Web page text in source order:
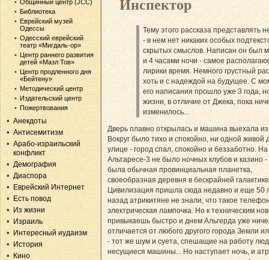
Общинный центр (JCC)
Библиотека
Еврейский музей
Одессы
Одесский еврейский
театр «Мигдаль-ор»
Центр раннего развития
детей «Мазл Тов»
Центр продленного дня
«Бейтену»
Методический центр
Издательский центр
Пожертвования
Анекдоты
Антисемитизм
Арабо-израильский
конфликт
Демография
Диаспора
Еврейский Интернет
Есть повод
Из жизни
Израиль
Интересный иудаизм
История
Кино
Инспектор
Тему этого рассказа представлять
- в нем нет никаких особых
скрытых смыслов. Написан он был
и 4 часами ночи - самое
лирики время. Немного грустный
хоть и с надеждой на будущее. С
его написания прошло уже 3 года,
жизни, в отличие от Джека, пока
изменилось...
Дверь плавно открылась и машина выехала
Вокруг было тихо и спокойно, ни одной живой
улице - город спал, спокойно и беззаботно. На
Альтаресе-3 не было ночных клубов и казино -
была обычная провинциальная планетка,
своеобразная деревня в бескрайней
Цивилизация пришла сюда недавно и еще 50
назад атрикитяне не знали, что такое
электрическая лампочка. Но к техническим
привыкаешь быстро и днем Альгерда уже
отличается от любого другого города Земли
- тот же шум и суета, спешащие на работу
несущиеся машины... Но наступает ночь, и